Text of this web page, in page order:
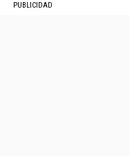
PUBLICIDAD